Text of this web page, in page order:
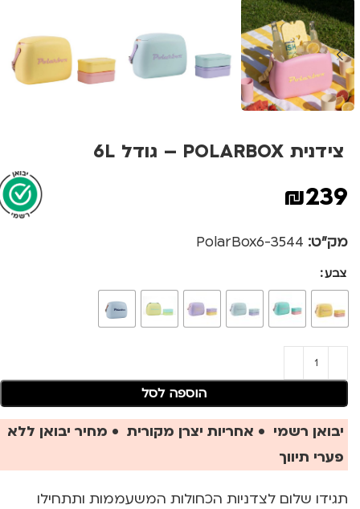
צידנית POLARBOX – גודל 6L
₪239
מק"ט: 3544-PolarBox6
צבע
הוספה לסל
יבואן רשמי • אחריות יצרן מקורית • מחיר יבואן ללא
פערי תיווך
תגידו שלום לצדניות הכחולות המשעממות ותתחילו